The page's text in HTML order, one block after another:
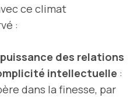
ce climat
:
des relations
intellectuelle :
dans la finesse, par